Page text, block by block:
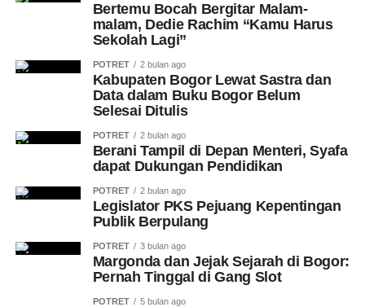
Bertemu Bocah Bergitar Malam-
malam, Dedie Rachim “Kamu Harus
Sekolah Lagi”
POTRET 2 bulan ago
Kabupaten Bogor Lewat Sastra dan
Data dalam Buku Bogor Belum
Selesai Ditulis
POTRET 2 bulan ago
Berani Tampil di Depan Menteri, Syafa
dapat Dukungan Pendidikan
POTRET 2 bulan ago
Legislator PKS Pejuang Kepentingan
Publik Berpulang
POTRET 3 bulan ago
Margonda dan Jejak Sejarah di Bogor:
Pernah Tinggal di Gang Slot
POTRET 5 bulan ago